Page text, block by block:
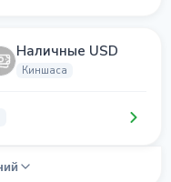
Наличные USD
Киншаса